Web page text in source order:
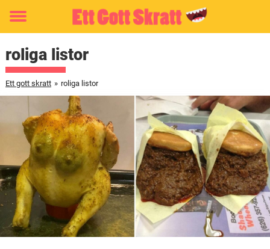
Toggle
roliga listor
Ett gott skratt » roliga listor